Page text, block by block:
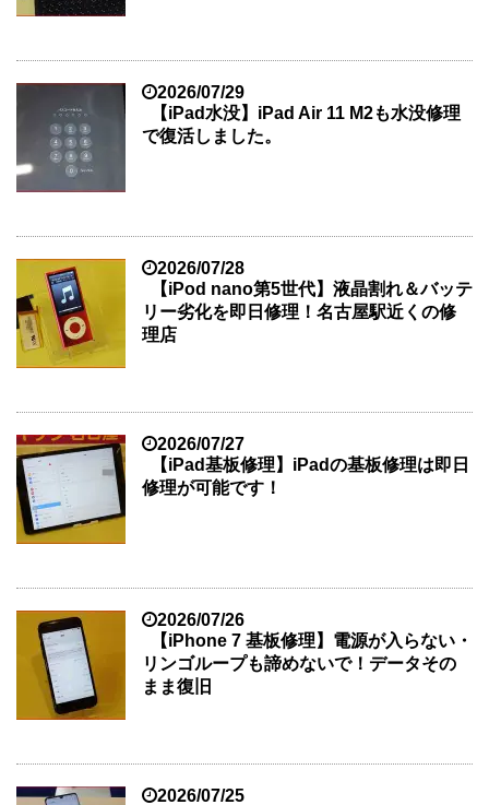
2026/07/29
【iPad水没】iPad Air 11 M2も水没修理
で復活しました。
2026/07/28
【iPod nano第5世代】液晶割れ＆バッテ
リー劣化を即日修理！名古屋駅近くの修
理店
2026/07/27
【iPad基板修理】iPadの基板修理は即日
修理が可能です！
2026/07/26
【iPhone 7 基板修理】電源が入らない・
リンゴループも諦めないで！データその
まま復旧
2026/07/25